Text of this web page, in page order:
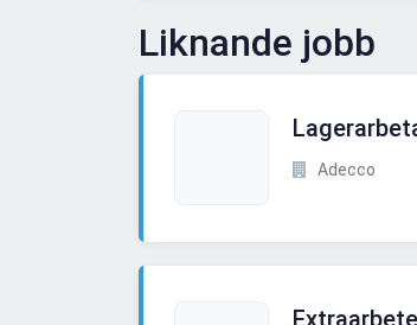
Liknande jobb
Adecco